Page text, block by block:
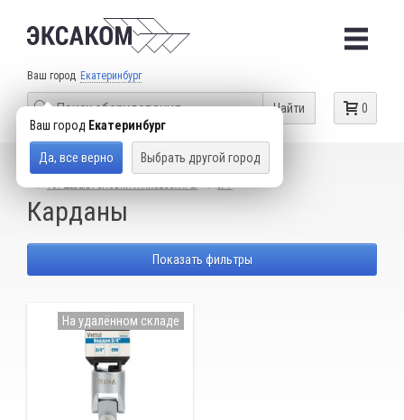
Ваш город Екатеринбург
Ваш город Екатеринбург
Да, все верно Выбрать другой город
0
Найти
КАТАЛОГ ТОВАРОВ
СЛЕСАРНЫЙ ИНСТРУМЕНТ
Карданы
Показать фильтры
На удалённом складе